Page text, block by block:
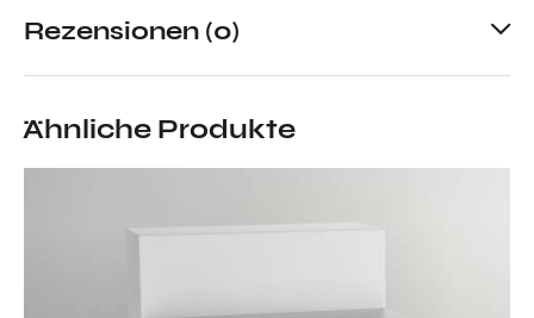
Rezensionen (0)
Ähnliche Produkte